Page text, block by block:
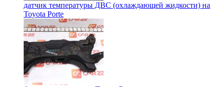
датчик температуры ДВС (охлаждающей жидкости) на
Toyota Porte